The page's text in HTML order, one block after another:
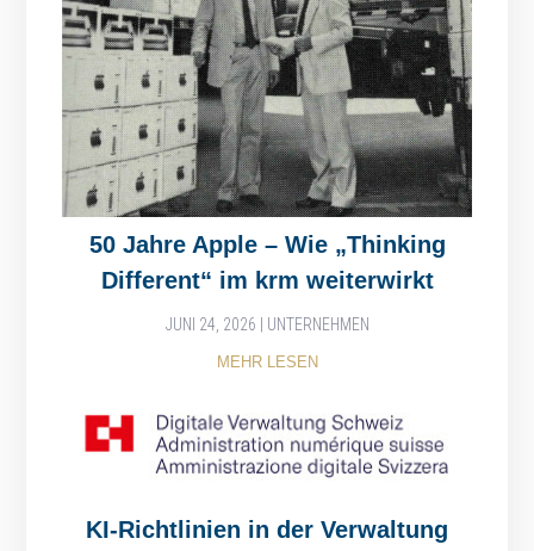
50 Jahre Apple – Wie „Thinking
Different“ im krm weiterwirkt
JUNI 24, 2026 UNTERNEHMEN
MEHR LESEN
KI-Richtlinien in der Verwaltung